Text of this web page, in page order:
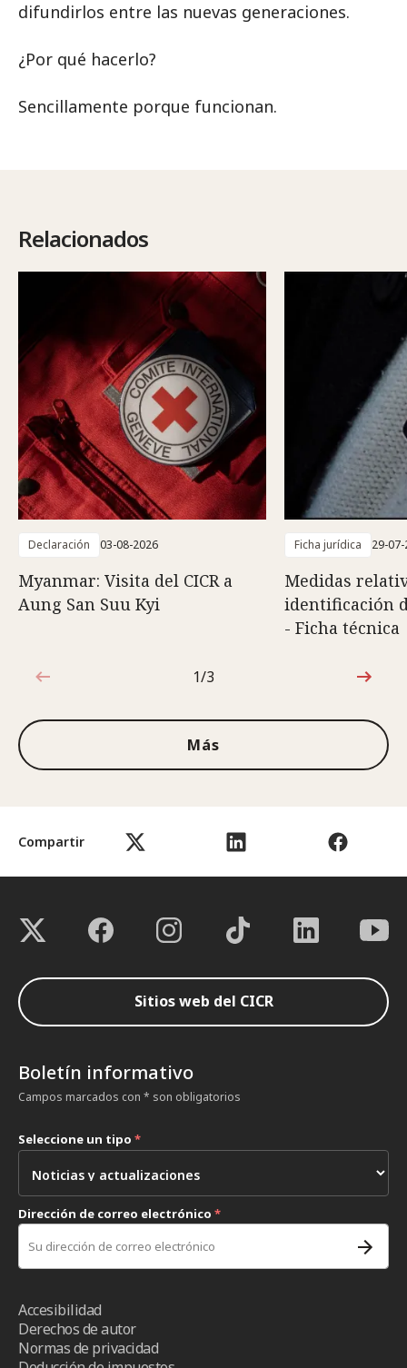
Compartir
difundirlos entre las nuevas generaciones.
¿Por qué hacerlo?
Sencillamente porque funcionan.
Relacionados
Declaración 03-08-2026
Myanmar: Visita del CICR a
Aung San Suu Kyi
Ficha jurídica 29-
Medidas
identificación
- Ficha técnica
1de3
1/3
Más
Sitios web del CICR
Boletín informativo
Campos marcados con * son obligatorios
Seleccione un tipo *
Dirección de correo electrónico *
Accesibilidad
Derechos de autor
Normas de privacidad